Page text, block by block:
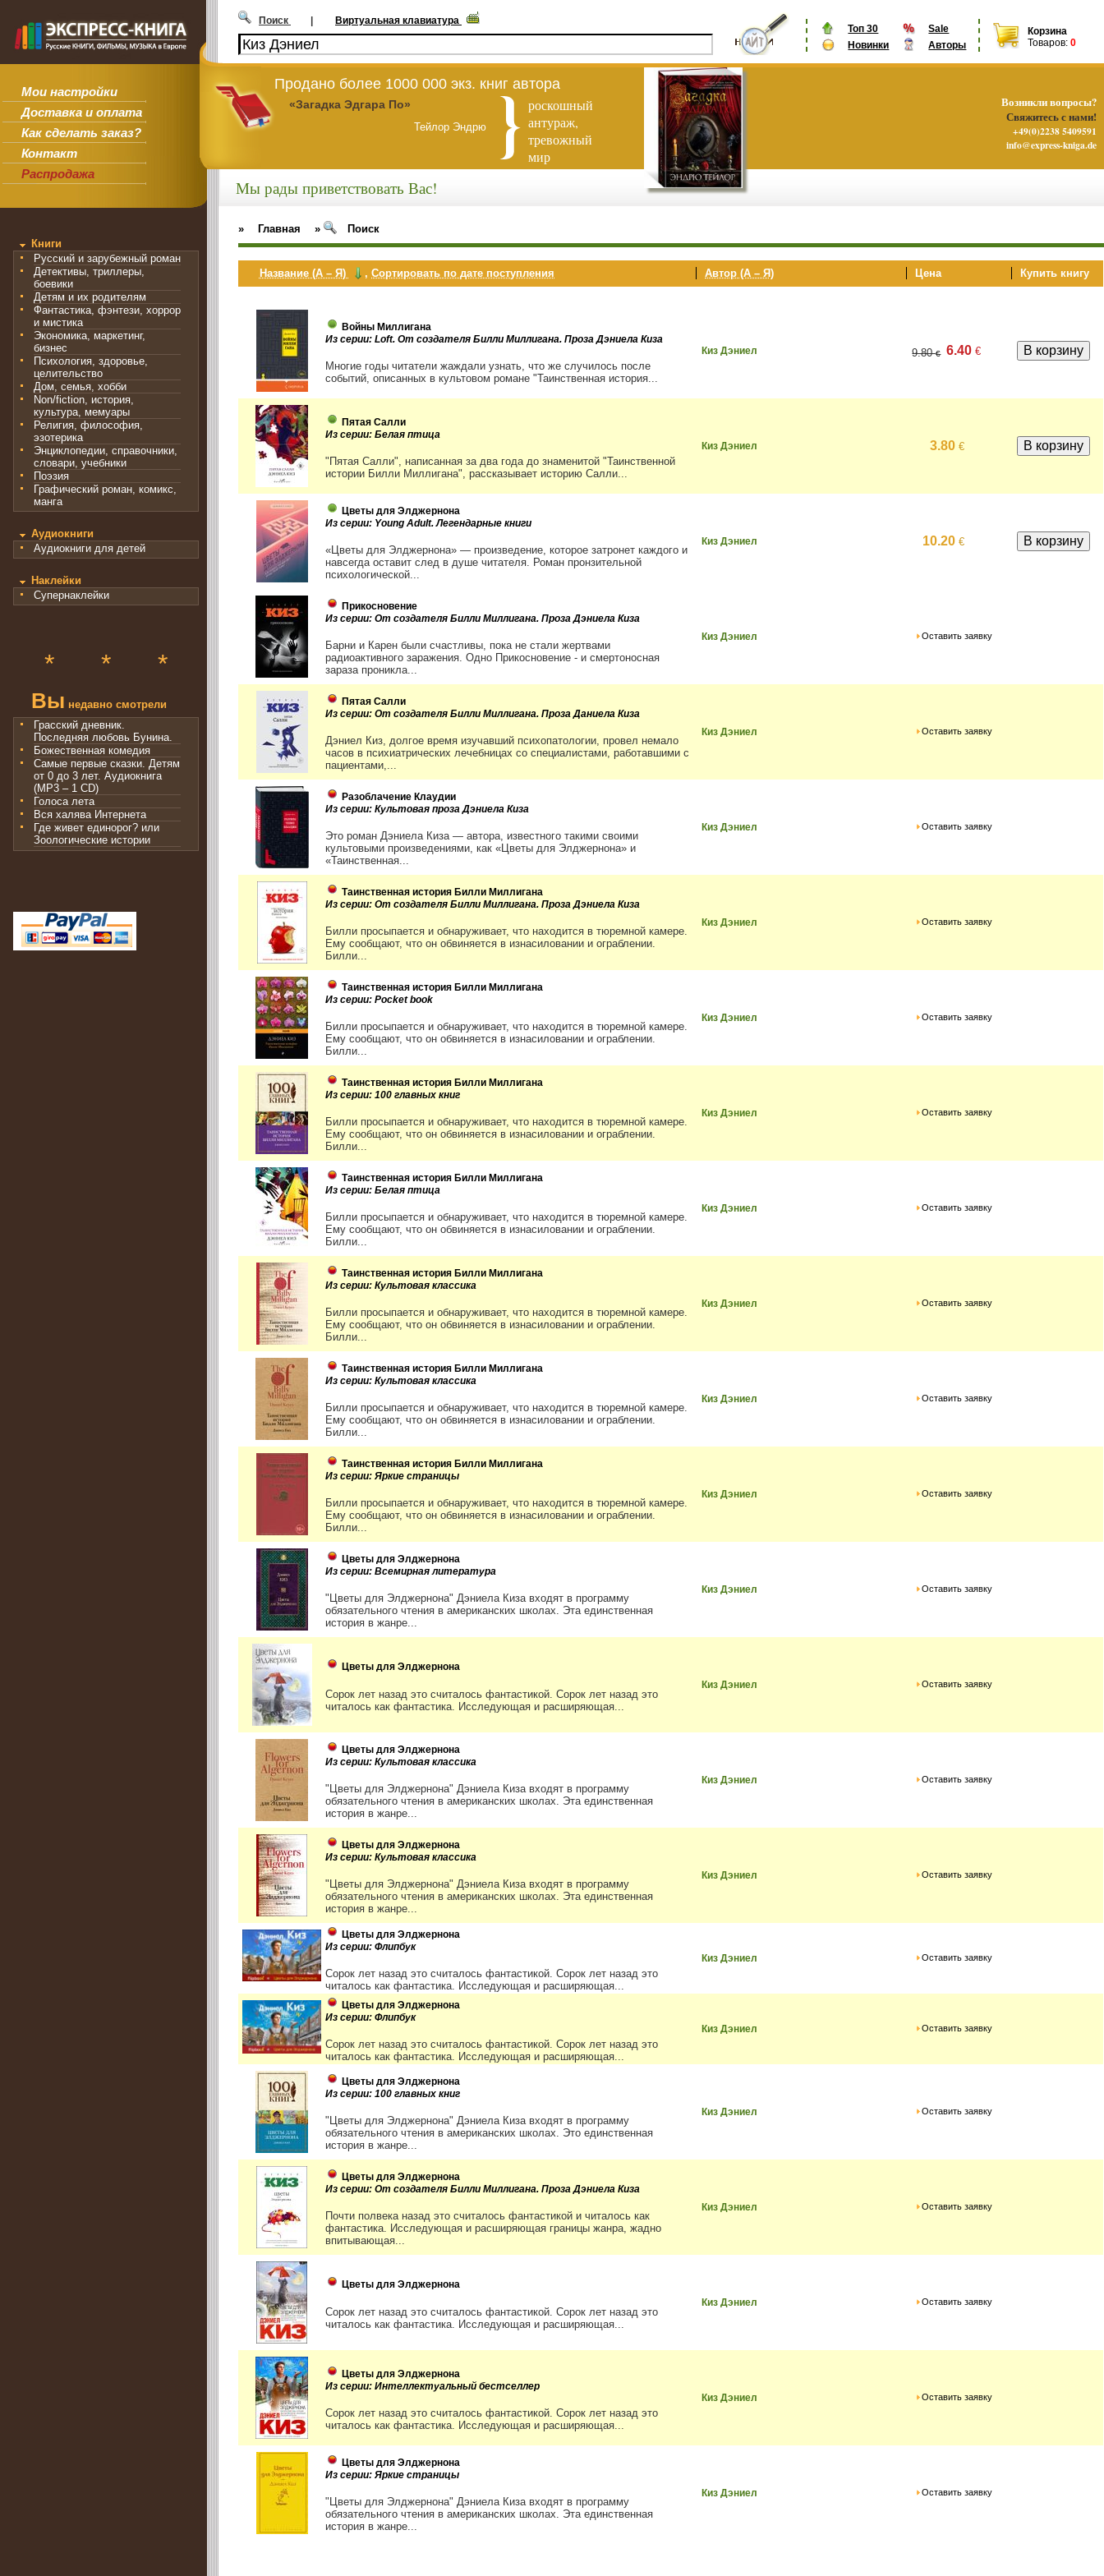
Мои настройки
Доставка и оплата
Как сделать заказ?
Контакт
Распродажа
Топ 30
Sale
Новинки
Авторы
Корзина
Товаров: 0
Поиск | Виртуальная клавиатура
Продано более 1000 000 экз. книг автора
«Загадка Эдгара По»
Тейлор Эндрю
роскошный
антураж,
тревожный
мир
Книги
Русский и зарубежный роман
Детективы, триллеры,
боевики
Детям и их родителям
Фантастика, фэнтези, хоррор
и мистика
Экономика, маркетинг,
бизнес
Психология, здоровье,
целительство
Дом, семья, хобби
Non/fiction, история,
культура, мемуары
Религия, философия,
эзотерика
Энциклопедии, справочники,
словари, учебники
Поэзия
Графический роман, комикс,
манга
Аудиокниги
Аудиокниги для детей
Наклейки
Супернаклейки
* * *
Вы недавно смотрели
Грасский дневник.
Последняя любовь Бунина.
Божественная комедия
Самые первые сказки. Детям
от 0 до 3 лет. Аудиокнига
(MP3 – 1 CD)
Голоса лета
Вся халява Интернета
Где живет единорог? или
Зоологические истории
Мы рады приветствовать Вас!
» Главная » Поиск
Название (А – Я) ,Сортировать по дате поступления Автор (А – Я) Цена Купить книгу
Войны Миллигана
Из серии: Loft. От создателя Билли Миллигана. Проза Дэниела Киза
Многие годы читатели жаждали узнать, что же случилось после
событий, описанных в культовом романе "Таинственная история...
Киз Дэниел 9.80€ 6.40 €
Пятая Салли
Из серии: Белая птица
"Пятая Салли", написанная за два года до знаменитой "Таинственной
истории Билли Миллигана", рассказывает историю Салли...
Киз Дэниел 3.80 €
Цветы для Элджернона
Из серии: Young Adult. Легендарные книги
«Цветы для Элджернона» — произведение, которое затронет каждого и
навсегда оставит след в душе читателя. Роман пронзительной
психологической...
Киз Дэниел 10.20 €
Прикосновение
Из серии: От создателя Билли Миллигана. Проза Дэниела Киза
Барни и Карен были счастливы, пока не стали жертвами
радиоактивного заражения. Одно Прикосновение - и смертоносная
зараза проникла...
Киз Дэниел Оставить заявку
Пятая Салли
Из серии: От создателя Билли Миллигана. Проза Даниела Киза
Дэниел Киз, долгое время изучавший психопатологии, провел немало
часов в психиатрических лечебницах со специалистами, работавшими с
пациентами,...
Киз Дэниел Оставить заявку
Разоблачение Клаудии
Из серии: Культовая проза Дэниела Киза
Это роман Дэниела Киза — автора, известного такими своими
культовыми произведениями, как «Цветы для Элджернона» и
«Таинственная...
Киз Дэниел Оставить заявку
Таинственная история Билли Миллигана
Из серии: От создателя Билли Миллигана. Проза Дэниела Киза
Билли просыпается и обнаруживает, что находится в тюремной камере.
Ему сообщают, что он обвиняется в изнасиловании и ограблении.
Билли...
Киз Дэниел Оставить заявку
Таинственная история Билли Миллигана
Из серии: Pocket book
Билли просыпается и обнаруживает, что находится в тюремной камере.
Ему сообщают, что он обвиняется в изнасиловании и ограблении.
Билли...
Киз Дэниел Оставить заявку
Таинственная история Билли Миллигана
Из серии: 100 главных книг
Билли просыпается и обнаруживает, что находится в тюремной камере.
Ему сообщают, что он обвиняется в изнасиловании и ограблении.
Билли...
Киз Дэниел Оставить заявку
Таинственная история Билли Миллигана
Из серии: Белая птица
Билли просыпается и обнаруживает, что находится в тюремной камере.
Ему сообщают, что он обвиняется в изнасиловании и ограблении.
Билли...
Киз Дэниел Оставить заявку
Таинственная история Билли Миллигана
Из серии: Культовая классика
Билли просыпается и обнаруживает, что находится в тюремной камере.
Ему сообщают, что он обвиняется в изнасиловании и ограблении.
Билли...
Киз Дэниел Оставить заявку
Таинственная история Билли Миллигана
Из серии: Культовая классика
Билли просыпается и обнаруживает, что находится в тюремной камере.
Ему сообщают, что он обвиняется в изнасиловании и ограблении.
Билли...
Киз Дэниел Оставить заявку
Таинственная история Билли Миллигана
Из серии: Яркие страницы
Билли просыпается и обнаруживает, что находится в тюремной камере.
Ему сообщают, что он обвиняется в изнасиловании и ограблении.
Билли...
Киз Дэниел Оставить заявку
Цветы для Элджернона
Из серии: Всемирная литература
"Цветы для Элджернона" Дэниела Киза входят в программу
обязательного чтения в американских школах. Эта единственная
история в жанре...
Киз Дэниел Оставить заявку
Цветы для Элджернона
Сорок лет назад это считалось фантастикой. Сорок лет назад это
читалось как фантастика. Исследующая и расширяющая...
Киз Дэниел Оставить заявку
Цветы для Элджернона
Из серии: Культовая классика
"Цветы для Элджернона" Дэниела Киза входят в программу
обязательного чтения в американских школах. Эта единственная
история в жанре...
Киз Дэниел Оставить заявку
Цветы для Элджернона
Из серии: Культовая классика
"Цветы для Элджернона" Дэниела Киза входят в программу
обязательного чтения в американских школах. Эта единственная
история в жанре...
Киз Дэниел Оставить заявку
Цветы для Элджернона
Из серии: Флипбук
Сорок лет назад это считалось фантастикой. Сорок лет назад это
читалось как фантастика. Исследующая и расширяющая...
Киз Дэниел Оставить заявку
Цветы для Элджернона
Из серии: Флипбук
Сорок лет назад это считалось фантастикой. Сорок лет назад это
читалось как фантастика. Исследующая и расширяющая...
Киз Дэниел Оставить заявку
Цветы для Элджернона
Из серии: 100 главных книг
"Цветы для Элджернона" Дэниела Киза входят в программу
обязательного чтения в американских школах. Это единственная
история в жанре...
Киз Дэниел Оставить заявку
Цветы для Элджернона
Из серии: От создателя Билли Миллигана. Проза Дэниела Киза
Почти полвека назад это считалось фантастикой и читалось как
фантастика. Исследующая и расширяющая границы жанра, жадно
впитывающая...
Киз Дэниел Оставить заявку
Цветы для Элджернона
Сорок лет назад это считалось фантастикой. Сорок лет назад это
читалось как фантастика. Исследующая и расширяющая...
Киз Дэниел Оставить заявку
Цветы для Элджернона
Из серии: Интеллектуальный бестселлер
Сорок лет назад это считалось фантастикой. Сорок лет назад это
читалось как фантастика. Исследующая и расширяющая...
Киз Дэниел Оставить заявку
Цветы для Элджернона
Из серии: Яркие страницы
"Цветы для Элджернона" Дэниела Киза входят в программу
обязательного чтения в американских школах. Эта единственная
история в жанре...
Киз Дэниел Оставить заявку
Возникли вопросы?
Свяжитесь с нами!
+49(0)2238 5409591
info@express-kniga.de